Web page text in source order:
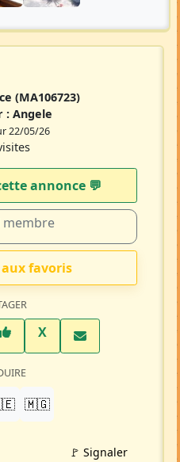
(MA106723)
: Angele
22/05/26
annonce 💬​
membre
favoris
Facebook
XTwitter X
🇲🇬
🚩 Signaler